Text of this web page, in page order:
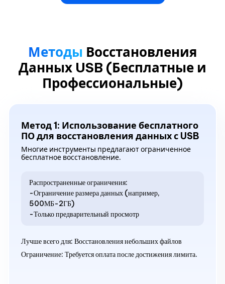
Методы Восстановления
Данных USB (Бесплатные и
Профессиональные)
Метод 1: Использование бесплатного
ПО для восстановления данных с USB
Многие инструменты предлагают ограниченное
бесплатное восстановление.
Распространенные ограничения:
-Ограничение размера данных (например,
500МБ-2ГБ)
-Только предварительный просмотр
Лучше всего для: Восстановления небольших файлов
Ограничение: Требуется оплата после достижения лимита.